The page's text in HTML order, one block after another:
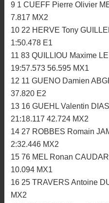
9 1 CUEFF Pierre Olivier
7.817 MX2
10 22 HERVE Tony
1:50.478 E1
11 83 QUILLIOU Maxime
19:57.573 56.595 MX1
12 11 GUENO Damien
37.820 E2
13 16 GUEHL Valentin
21:18.117 42.724 MX2
14 27 ROBBES Romain
2:32.446 MX2
15 76 MEL Ronan
10.094 MX1
16 25 TRAVERS Antoine
MX2